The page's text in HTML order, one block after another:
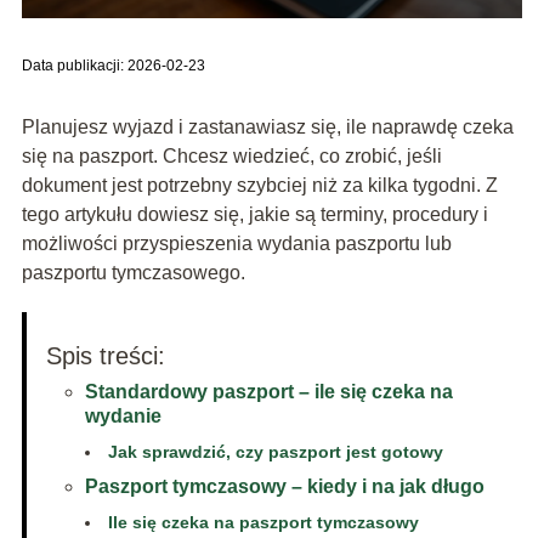
Data publikacji: 2026-02-23
Planujesz wyjazd i zastanawiasz się, ile naprawdę czeka
się na paszport. Chcesz wiedzieć, co zrobić, jeśli
dokument jest potrzebny szybciej niż za kilka tygodni. Z
tego artykułu dowiesz się, jakie są terminy, procedury i
możliwości przyspieszenia wydania paszportu lub
paszportu tymczasowego.
Spis treści:
Standardowy paszport – ile się czeka na
wydanie
Jak sprawdzić, czy paszport jest gotowy
Paszport tymczasowy – kiedy i na jak długo
Ile się czeka na paszport tymczasowy